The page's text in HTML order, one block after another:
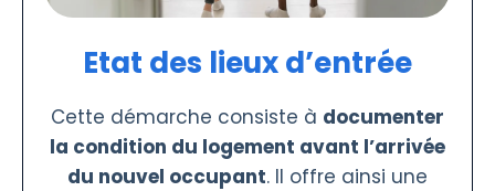
Etat des lieux d’entrée
Cette démarche consiste à documenter
la condition du logement avant l’arrivée
du nouvel occupant. Il offre ainsi une